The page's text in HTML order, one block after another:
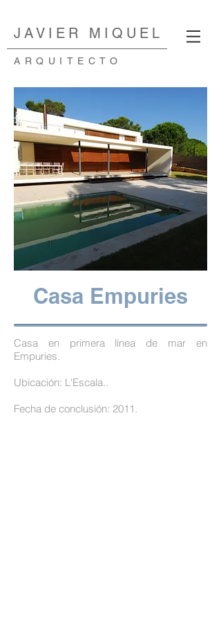
JAVIER MIQUEL
ARQU ITECTO
Casa Empuries
Casa en primera línea de mar en
Empuries.
Ubicación: L'Escala..
Fecha de conclusión: 2011.